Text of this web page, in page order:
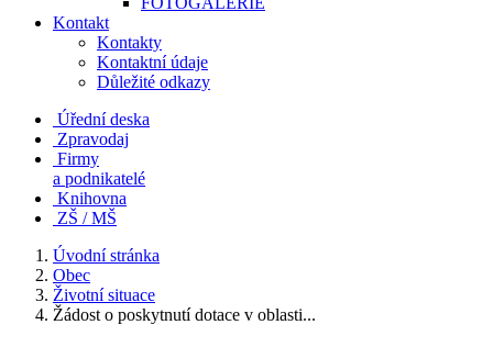
Kontakt
Kontakty
Kontaktní údaje
Důležité odkazy
Úřední deska
Zpravodaj
Firmy
a podnikatelé
Knihovna
ZŠ / MŠ
Úvodní stránka
Obec
Životní situace
Žádost o poskytnutí dotace v oblasti...